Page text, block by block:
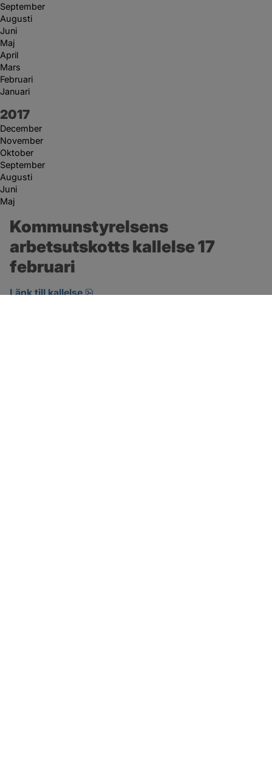
September
Augusti
Juni
Maj
April
Mars
Februari
Januari
År:
2017
December
November
Oktober
September
Augusti
Juni
Maj
Kommunstyrelsens
arbetsutskotts kallelse 17
februari
Länk till kallelse